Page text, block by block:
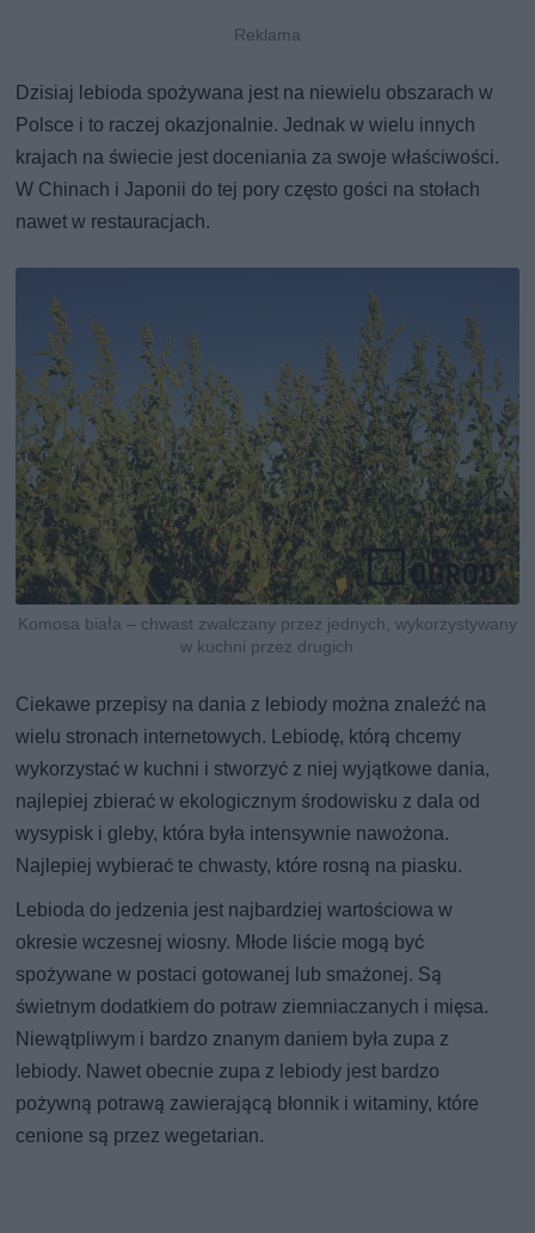
Dzisiaj lebioda spożywana jest na niewielu obszarach w
Polsce i to raczej okazjonalnie. Jednak w wielu innych
krajach na świecie jest doceniania za swoje właściwości.
W Chinach i Japonii do tej pory często gości na stołach
nawet w restauracjach.
Komosa biała – chwast zwalczany przez jednych, wykorzystywany
w kuchni przez drugich
Ciekawe przepisy na dania z lebiody można znaleźć na
wielu stronach internetowych. Lebiodę, którą chcemy
wykorzystać w kuchni i stworzyć z niej wyjątkowe dania,
najlepiej zbierać w ekologicznym środowisku z dala od
wysypisk i gleby, która była intensywnie nawożona.
Najlepiej wybierać te chwasty, które rosną na piasku.
Lebioda do jedzenia jest najbardziej wartościowa w
okresie wczesnej wiosny. Młode liście mogą być
spożywane w postaci gotowanej lub smażonej. Są
świetnym dodatkiem do potraw ziemniaczanych i mięsa.
Niewątpliwym i bardzo znanym daniem była zupa z
lebiody. Nawet obecnie zupa z lebiody jest bardzo
pożywną potrawą zawierającą błonnik i witaminy, które
cenione są przez wegetarian.